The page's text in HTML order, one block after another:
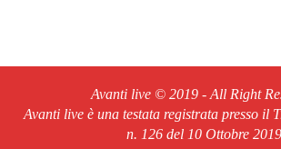
Avanti live © 2019 - All Right
Avanti live è una testata registrata presso il
n. 126 del 10 Ottobre 2019